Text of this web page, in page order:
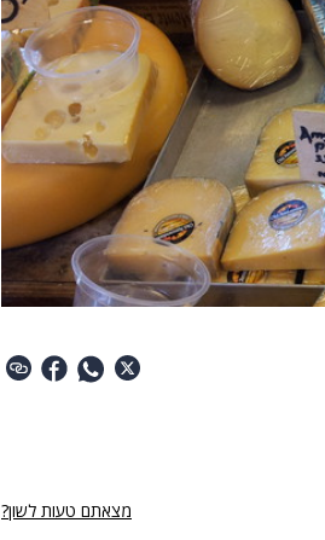
מצאתם טעות לשון?